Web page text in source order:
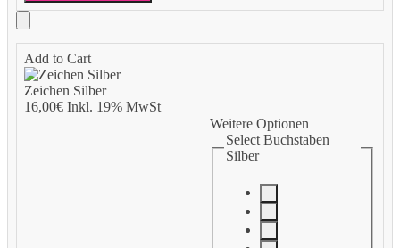
Add to Cart
Zeichen Silber
16,00€Inkl. 19% MwSt
Weitere Optionen
Select Buchstaben
Silber